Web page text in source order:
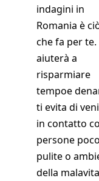
indagini in
Romania è
che fa per te.
aiuterà a
risparmiare
tempoe
ti evita di
in contatto
persone
pulite o
della